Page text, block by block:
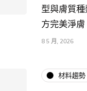
型與膚質
方完美淨膚
8 5 月, 2026
材料趨勢